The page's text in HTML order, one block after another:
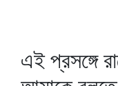
এই প্রসঙ্গে